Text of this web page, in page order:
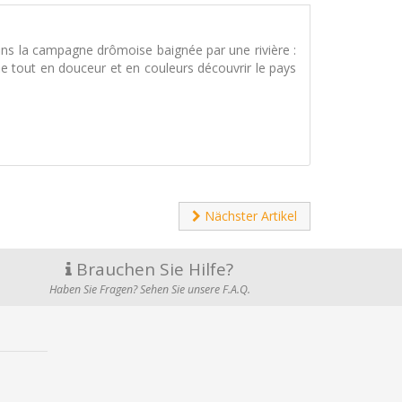
la campagne drômoise baignée par une rivière :
tout en douceur et en couleurs découvrir le pays
Nächster Artikel
Brauchen Sie Hilfe?
Haben Sie Fragen? Sehen Sie unsere F.A.Q.